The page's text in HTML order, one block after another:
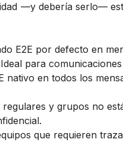
—y debería serlo—
E2E por defecto en
para
nativo en todos los
y grupos no
que requieren